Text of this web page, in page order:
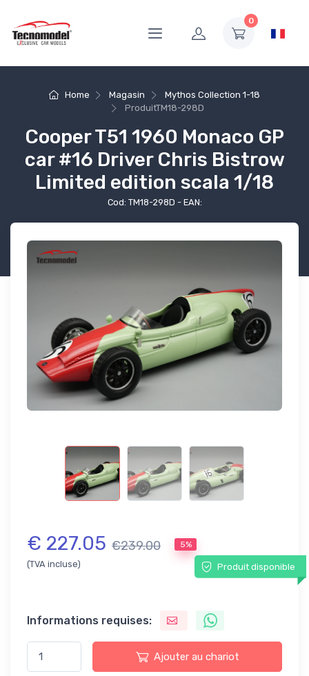
0
Home Magasin
Mythos Collection 1-18
ProduitTM18-298D
Cooper T51 1960 Monaco GP
car #16 Driver Chris Bistrow
Limited edition scala 1/18
Cod: TM18-298D - EAN:
€ 227.05 €239.00 5%
(TVA incluse) Produit disponible
Informations requises:
Ajouter au chariot